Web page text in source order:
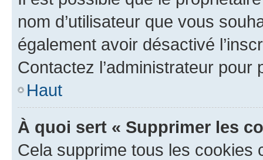
nom d’utilisateur que vous
également avoir désactivé
Contactez l’administrateur
Haut
À quoi sert « Supprimer les
Cela supprime tous les cookies